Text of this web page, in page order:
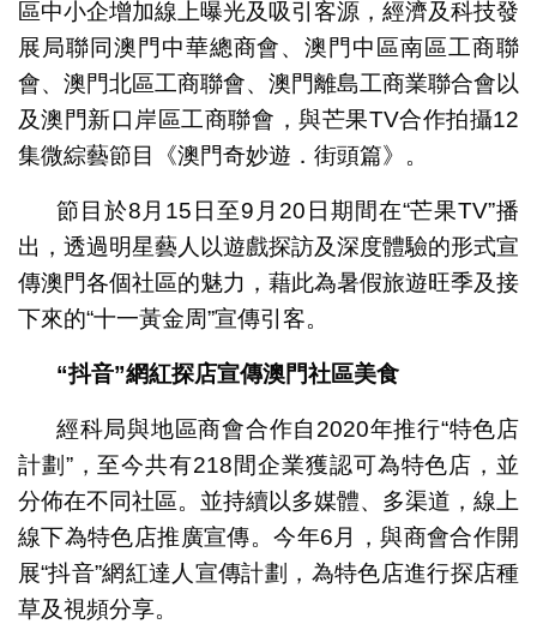
區中小企增加線上曝光及吸引客源，經濟及科技發
展局聯同澳門中華總商會、澳門中區南區工商聯
會、澳門北區工商聯會、澳門離島工商業聯合會以
及澳門新口岸區工商聯會，與芒果TV合作拍攝12
集微綜藝節目《澳門奇妙遊．街頭篇》。
節目於8月15日至9月20日期間在“芒果TV”播
出，透過明星藝人以遊戲探訪及深度體驗的形式宣
傳澳門各個社區的魅力，藉此為暑假旅遊旺季及接
下來的“十一黃金周”宣傳引客。
“抖音”網紅探店宣傳澳門社區美食
經科局與地區商會合作自2020年推行“特色店
計劃”，至今共有218間企業獲認可為特色店，並
分佈在不同社區。並持續以多媒體、多渠道，線上
線下為特色店推廣宣傳。今年6月，與商會合作開
展“抖音”網紅達人宣傳計劃，為特色店進行探店種
草及視頻分享。